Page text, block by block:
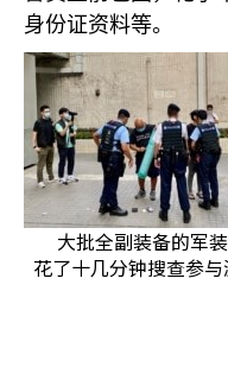
身份证资料等。
大批全副装备的军
花了十几分钟搜查参